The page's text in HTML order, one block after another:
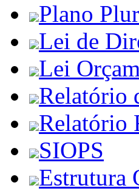
Plano
Lei de
Lei
Relatório
Relatório
SIOPS
Estrutura